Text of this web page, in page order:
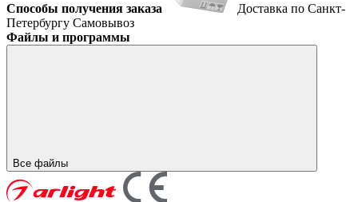
Способы получения заказа
Доставка по Санкт-
Петербургу Самовывоз
Файлы и программы
Все файлы